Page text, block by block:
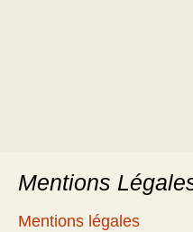
Mentions
Mentions légales